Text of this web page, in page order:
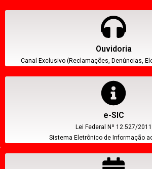
Ouvidoria
Canal Exclusivo (Reclamações, Denúncias,
e-SIC
Lei Federal Nº 12.527/2011
Sistema Eletrônico de Informação